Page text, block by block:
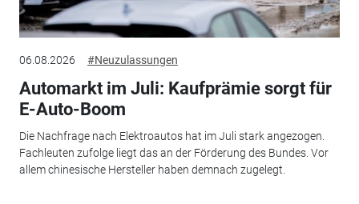
06.08.2026 #Neuzulassungen
Automarkt im Juli: Kaufprämie sorgt für
E-Auto-Boom
Die Nachfrage nach Elektroautos hat im Juli stark angezogen.
Fachleuten zufolge liegt das an der Förderung des Bundes. Vor
allem chinesische Hersteller haben demnach zugelegt.